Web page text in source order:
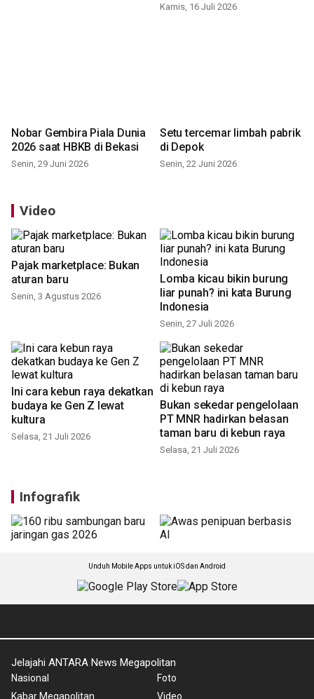
Kamis, 16 Juli 2026
Nobar Gembira Piala Dunia
2026 saat HBKB di Bekasi
Senin, 29 Juni 2026
Setu tercemar limbah pabrik
di Depok
Senin, 22 Juni 2026
Video
aturan baru
Senin, 3 Agustus 2026
liar punah? ini kata Burung
Indonesia
Senin, 27 Juli 2026
Ini cara kebun raya dekatkan
budaya ke Gen Z lewat
kultura
PT MNR hadirkan belasan
taman baru di kebun raya